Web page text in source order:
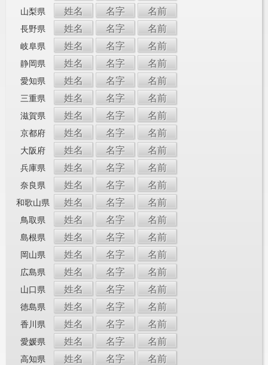
山梨県 姓名 名字 名前
長野県 姓名 名字 名前
岐阜県 姓名 名字 名前
静岡県 姓名 名字 名前
愛知県 姓名 名字 名前
三重県 姓名 名字 名前
滋賀県 姓名 名字 名前
京都府 姓名 名字 名前
大阪府 姓名 名字 名前
兵庫県 姓名 名字 名前
奈良県 姓名 名字 名前
和歌山県 姓名 名字 名前
鳥取県 姓名 名字 名前
島根県 姓名 名字 名前
岡山県 姓名 名字 名前
広島県 姓名 名字 名前
山口県 姓名 名字 名前
徳島県 姓名 名字 名前
香川県 姓名 名字 名前
愛媛県 姓名 名字 名前
高知県 姓名 名字 名前